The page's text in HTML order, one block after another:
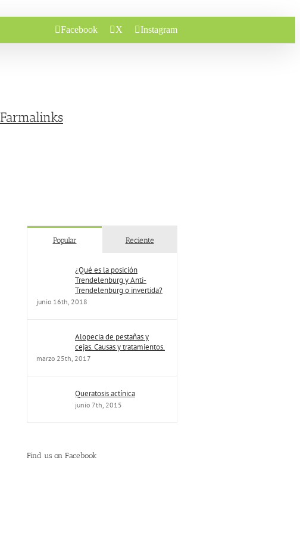
Facebook X Instagram
Farmalinks
Popular Reciente
¿Qué es la posición
Trendelenburg y Anti-
Trendelenburg o invertida?
junio 16th, 2018
Alopecia de pestañas y
cejas. Causas y tratamientos.
marzo 25th, 2017
Queratosis actínica
junio 7th, 2015
Find us on Facebook